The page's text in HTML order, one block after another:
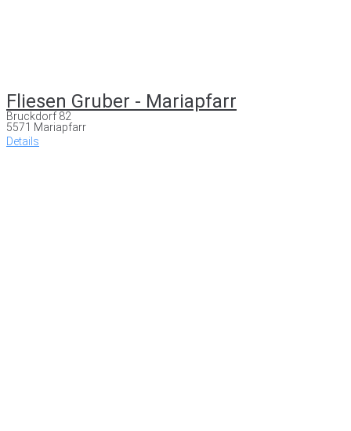
Fliesen Gruber - Mariapfarr
Bruckdorf 82
5571 Mariapfarr
Details